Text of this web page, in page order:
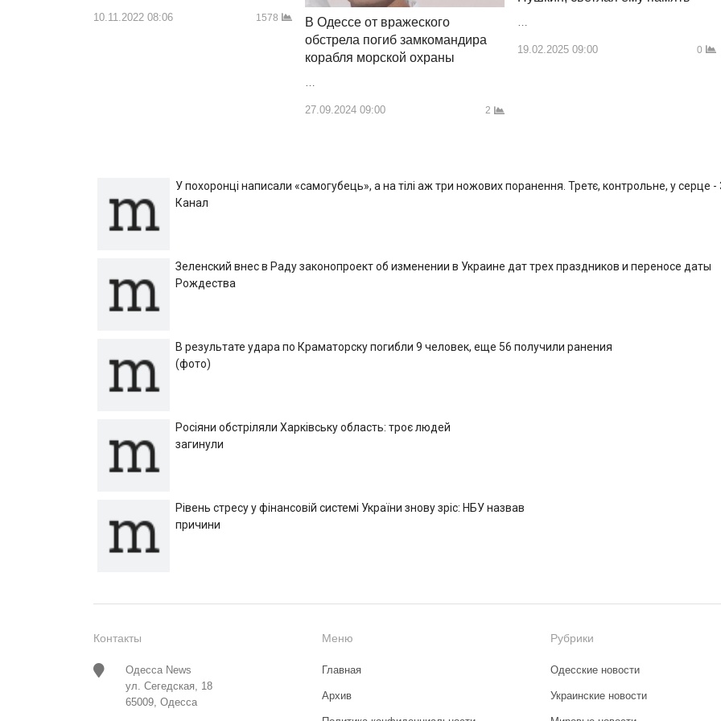
10.11.2022 08:06 1578
В Одессе от вражеского
обстрела погиб замкомандира
корабля морской охраны
27.09.2024 09:00 2
19.02.2025 09:00 0
У похоронці написали «самогубець», а на тілі аж три ножових поранення. Третє, контрольне, у серце -
Канал
Зеленский внес в Раду законопроект об изменении в Украине дат трех праздников и переносе даты
Рождества
В результате удара по Краматорску погибли 9 человек, еще 56 получили ранения
(фото)
Росіяни обстріляли Харківську область: троє людей
загинули
Рівень стресу у фінансовій системі України знову зріс: НБУ назвав
причини
Контакты
Одесса News
ул. Сегедская, 18
65009, Одесса
Меню
Главная
Архив
Рубрики
Одесские новости
Украинские новости